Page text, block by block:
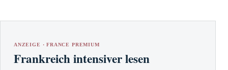
ANZEIGE · FRANCE PREMIUM
Frankreich intensiver lesen